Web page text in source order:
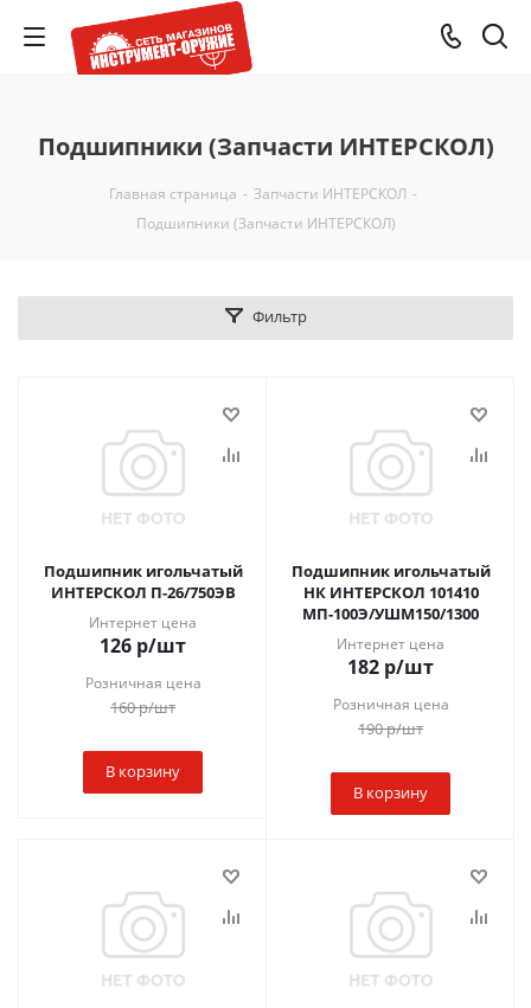
Подшипники (Запчасти ИНТЕРСКОЛ)
Главная страница - Запчасти ИНТЕРСКОЛ -
Подшипники (Запчасти ИНТЕРСКОЛ)
Фильтр
Подшипник игольчатый
ИНТЕРСКОЛ П-26/750ЭВ
Интернет цена
126 р/шт
Розничная цена
160р/шт
В корзину
Подшипник игольчатый
НК ИНТЕРСКОЛ 101410
МП-100Э/УШМ150/1300
Интернет цена
182 р/шт
Розничная цена
190р/шт
В корзину